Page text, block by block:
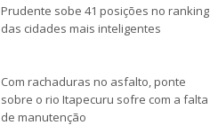
Prudente sobe 41 posições no ranking
das cidades mais inteligentes
Com rachaduras no asfalto, ponte
sobre o rio Itapecuru sofre com a falta
de manutenção